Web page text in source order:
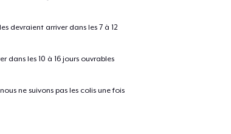
devraient arriver dans les 7 à 12
dans les 10 à 16 jours ouvrables
ne suivons pas les colis une fois